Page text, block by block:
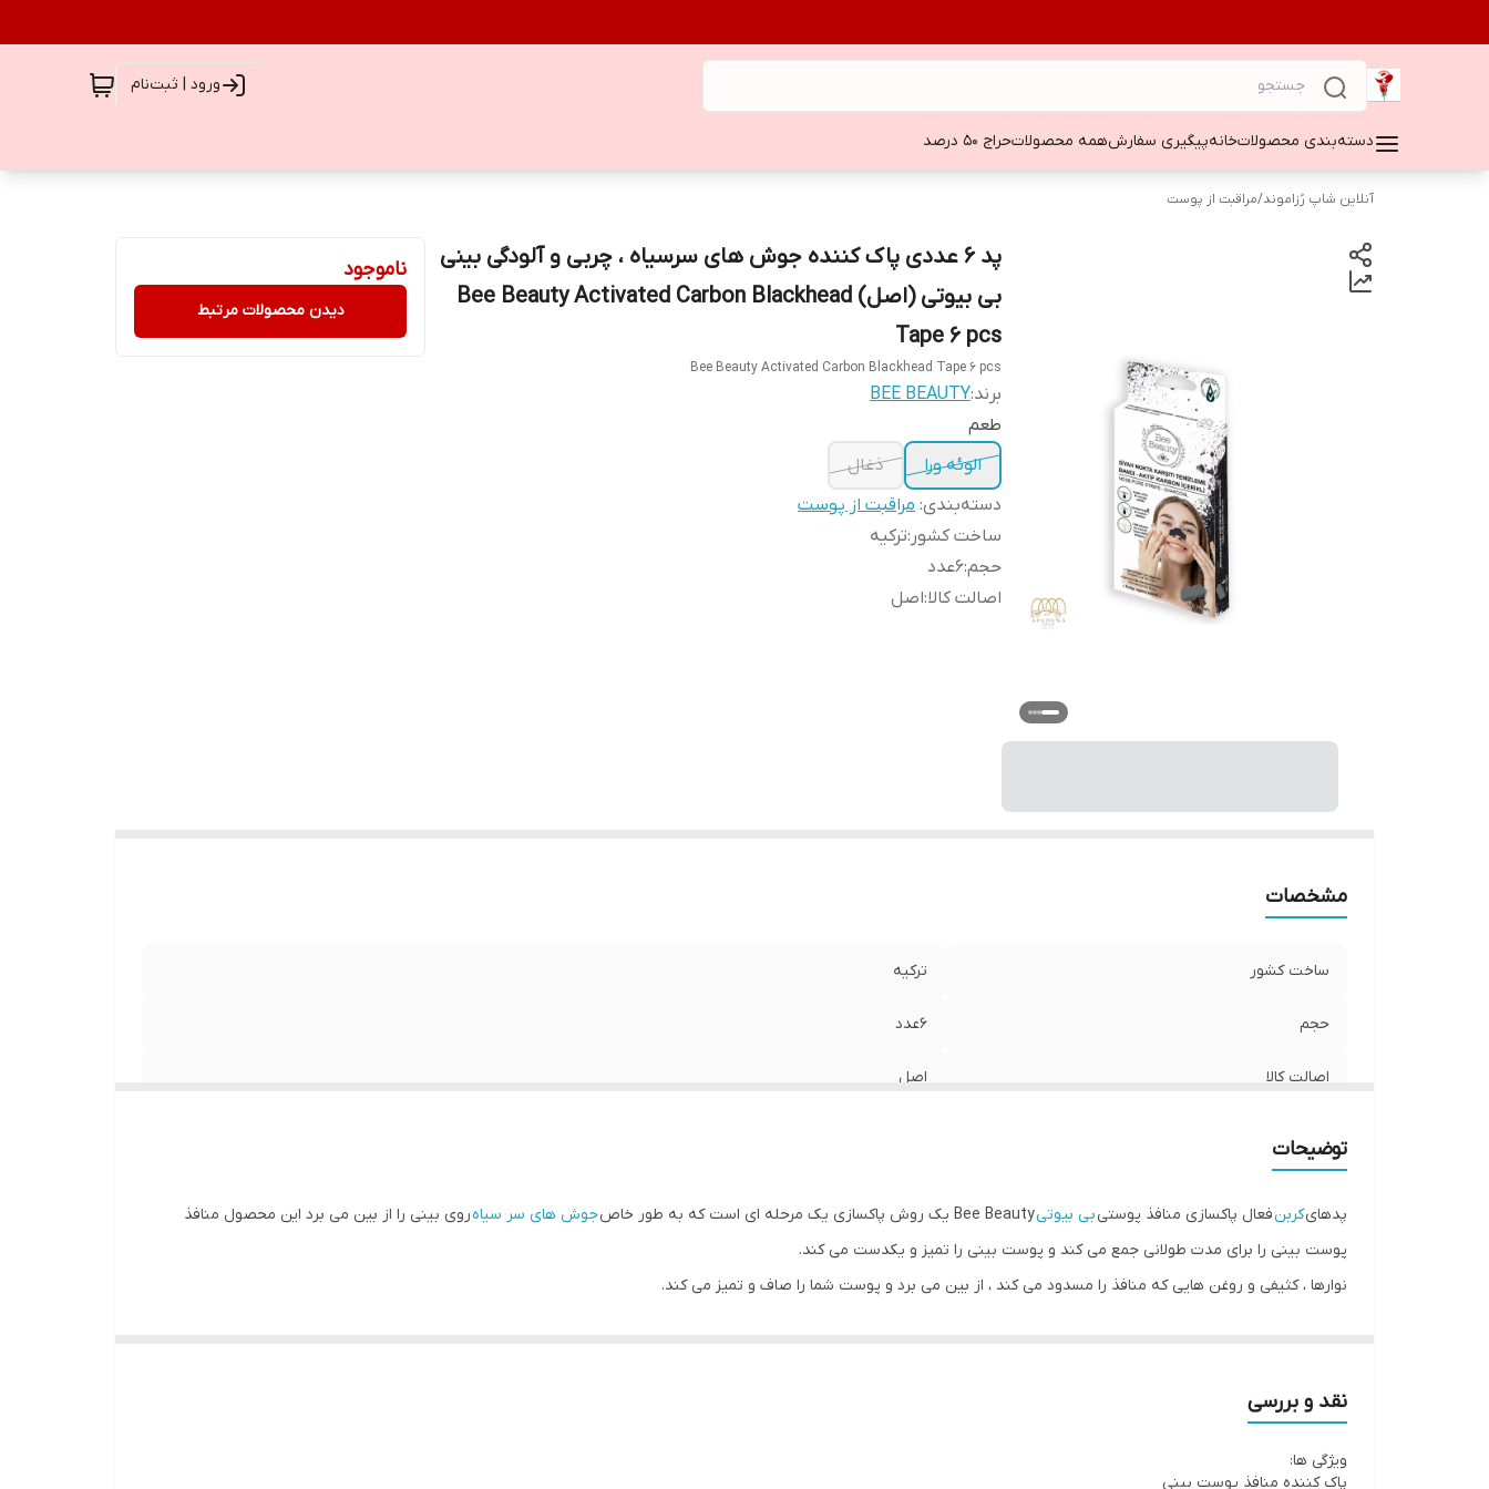
ورود | ثبت‌نام
دسته‌بندی محصولاتخانهپیگیری سفارشهمه محصولاتحراج ۵۰ درصد
آنلاین شاپ رُزاموند/مراقبت از پوست
پد ۶ عددی پاک کننده جوش های سرسیاه ، چربی و آلودگی بینی
بی بیوتی (اصل) Bee Beauty Activated Carbon Blackhead
Tape 6 pcs
Bee Beauty Activated Carbon Blackhead Tape 6 pcs
برند:BEE BEAUTY
طعم
الوئه ورا
ذغال
دسته‌بندی: مراقبت از پوست
ساخت کشور :ترکیه
حجم:6عدد
اصالت کالا:اصل
ناموجود
دیدن محصولات مرتبط
مشخصات
ساخت کشور ترکیه
حجم 6عدد
اصالت کالا اصل
توضیحات
پدهایکربنفعال پاکسازی منافذ پوستیبی بیوتی جوش های سر سیاهروی بینی را از بین می برد این محصول منافذ
پوست بینی را برای مدت طولانی جمع می کند و پوست بینی را تمیز و یکدست می کند.
نوارها ، کثیفی و روغن هایی که منافذ را مسدود می کند ، از بین می برد و پوست شما را صاف و تمیز می کند.
نقد و بررسی
ویژگی ها:
پاک کننده منافذ پوست بینی